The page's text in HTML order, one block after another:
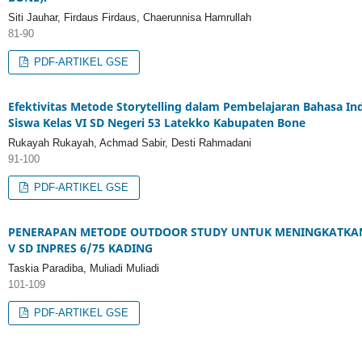
Siti Jauhar, Firdaus Firdaus, Chaerunnisa Hamrullah
81-90
PDF-ARTIKEL GSE
Efektivitas Metode Storytelling dalam Pembelajaran Bahasa
Siswa Kelas VI SD Negeri 53 Latekko Kabupaten Bone
Rukayah Rukayah, Achmad Sabir, Desti Rahmadani
91-100
PDF-ARTIKEL GSE
PENERAPAN METODE OUTDOOR STUDY UNTUK
V SD INPRES 6/75 KADING
Taskia Paradiba, Muliadi Muliadi
101-109
PDF-ARTIKEL GSE